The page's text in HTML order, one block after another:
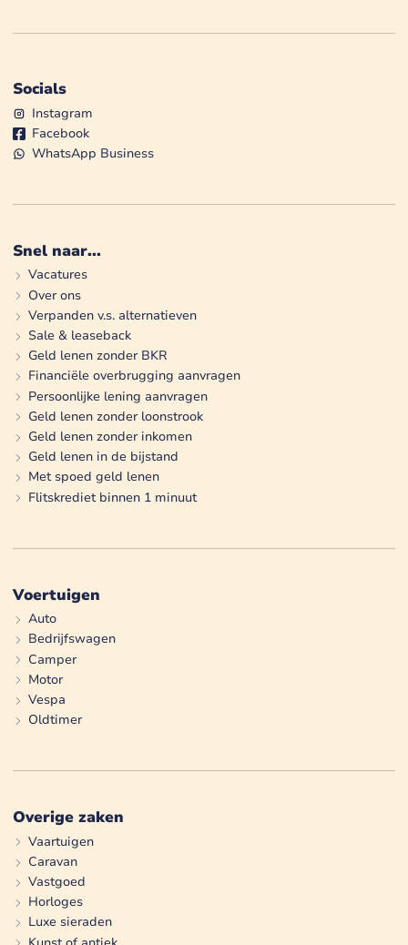
Socials
Instagram
Facebook
WhatsApp Business
Snel naar...
Vacatures
Over ons
Verpanden v.s. alternatieven
Sale & leaseback
Geld lenen zonder BKR
Financiële overbrugging aanvragen
Persoonlijke lening aanvragen
Geld lenen zonder loonstrook
Geld lenen zonder inkomen
Geld lenen in de bijstand
Met spoed geld lenen
Flitskrediet binnen 1 minuut
Voertuigen
Auto
Bedrijfswagen
Camper
Motor
Vespa
Oldtimer
Overige zaken
Vaartuigen
Caravan
Vastgoed
Horloges
Luxe sieraden